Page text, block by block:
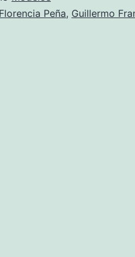
Florencia Peña, Guillermo